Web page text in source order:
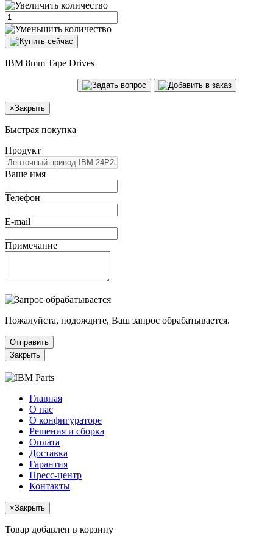
IBM 8mm Tape Drives
×Закрыть
Быстрая покупка
Продукт
Ваше имя
Телефон
E-mail
Примечание
Пожалуйста, подождите, Ваш запрос обрабатывается.
Отправить
Закрыть
Главная
О нас
О конфигураторе
Решения и сборка
Оплата
Доставка
Гарантия
Пресс-центр
Контакты
×Закрыть
Товар добавлен в корзину